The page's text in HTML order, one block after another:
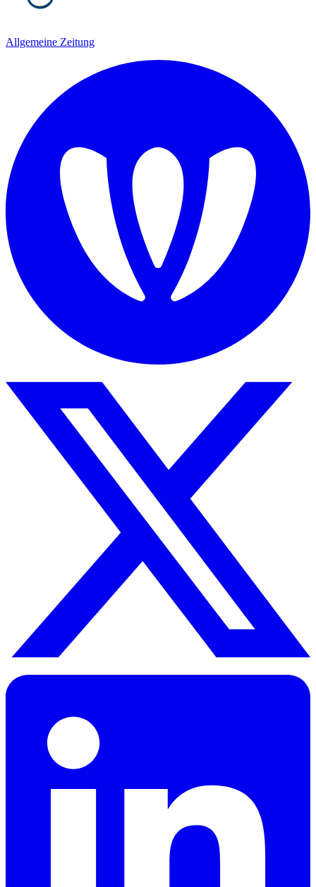
Allgemeine Zeitung